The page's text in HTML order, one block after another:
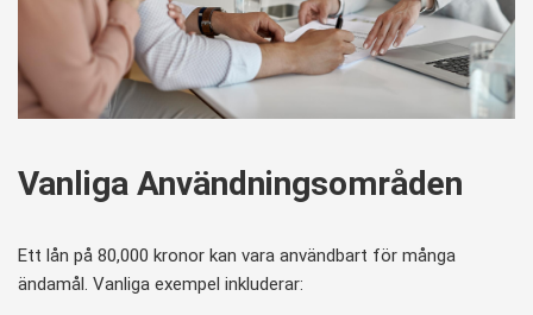
Vanliga Användningsområden
Ett lån på 80,000 kronor kan vara användbart för många
ändamål. Vanliga exempel inkluderar: